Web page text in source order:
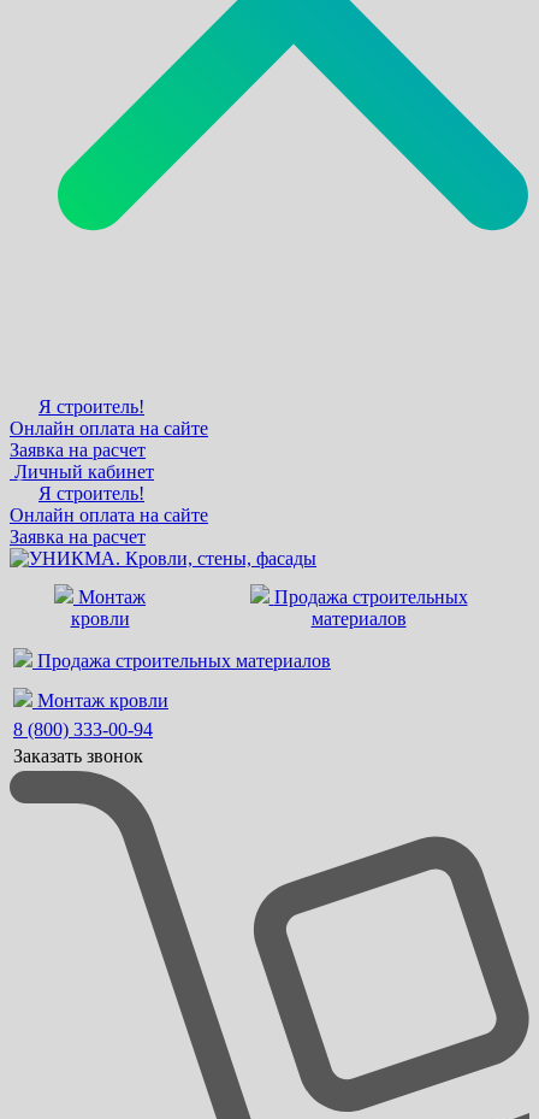
Я строитель!
Онлайн оплата на сайте
Заявка на расчет
Личный кабинет
Я строитель!
Онлайн оплата на сайте
Заявка на расчет
Монтаж
кровли
Продажа строительных
материалов
Продажа строительных материалов
Монтаж кровли
8 (800) 333-00-94
Заказать звонок